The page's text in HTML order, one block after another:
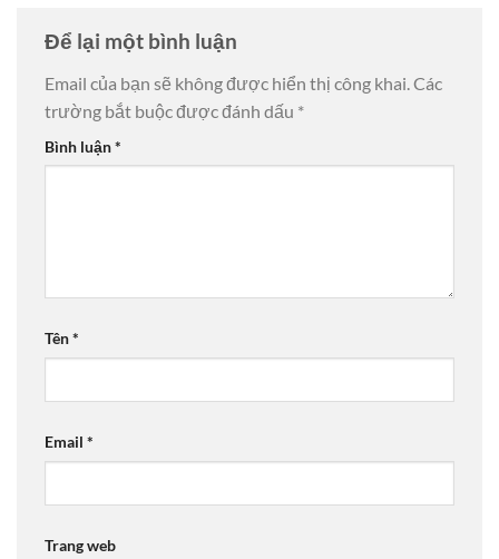
Để lại một bình luận
Email của bạn sẽ không được hiển thị công khai. Các
trường bắt buộc được đánh dấu *
Bình luận*
Tên*
Email *
Trang web